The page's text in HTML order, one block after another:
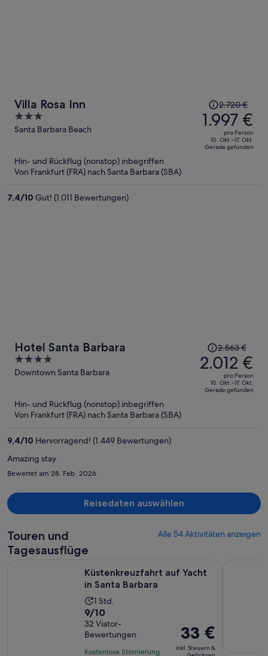
Villa Rosa Inn
3
out
Santa Barbara Beach
Der
Preis
betrug
2.720 €,
jetzt
2.720 €
1.997 €
pro Person
10. Okt.–17. Okt.
Gerade gefunden
Hin- und Rückflug (nonstop) inbegriffen
Von Frankfurt (FRA) nach Santa Barbara (SBA)
7,4/10 Gut! (1.011 Bewertungen)
Hotel Santa Barbara
4
out
5
Downtown Santa Barbara
Der
Preis
betrug
2.563 €,
jetzt
2.563 €
2.012 €
pro Person
10. Okt.–17. Okt.
Gerade gefunden
Hin- und Rückflug (nonstop) inbegriffen
Von Frankfurt (FRA) nach Santa Barbara (SBA)
9,4/10 Hervorragend! (1.449 Bewertungen)
Amazing stay
Bewertet am 28. Feb. 2026
Reisedaten auswählen
Touren und
Tagesausflüge
Alle 54 Aktivitäten anzeigen
Küstenkreuzfahrt auf Yacht
in Santa Barbara
Die
Aktivität
dauert
1 Stunde
1 Std.
9.0
von
10,
basierend
9/10
32 Viator-
Bewertungen
Kostenlose Stornierung
Der
Preis
33 €
inkl. Steuern &